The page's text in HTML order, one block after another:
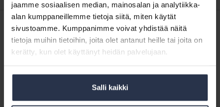
jaamme sosiaalisen median, mainosalan ja analytiikka-
alan kumppaneillemme tietoja siitä, miten käytät
sivustoamme. Kumppanimme voivat yhdistää näitä
tietoja muihin tietoihin, joita olet antanut heille tai joita on
kerätty, kun olet käyttänyt heidän palvelujaan.
Salli kaikki
totta?
Syksyn
ATK-
terveiset
Syksyn ATK-terveiset
BLOGI 4.11.2024
Työni Isännöintiliitossa koostuu pitkälti sellaisesta työstä, jonka
vaikuttamisteemojen parissa vaaditaan pitkäjänteisyyttä, mutta
onneksi viime kuukausina on saatu hommia...